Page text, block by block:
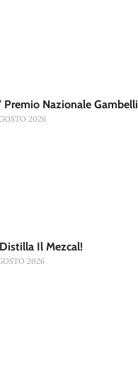
Premio Nazionale Gambelli
2026
Il Mezcal!
2026